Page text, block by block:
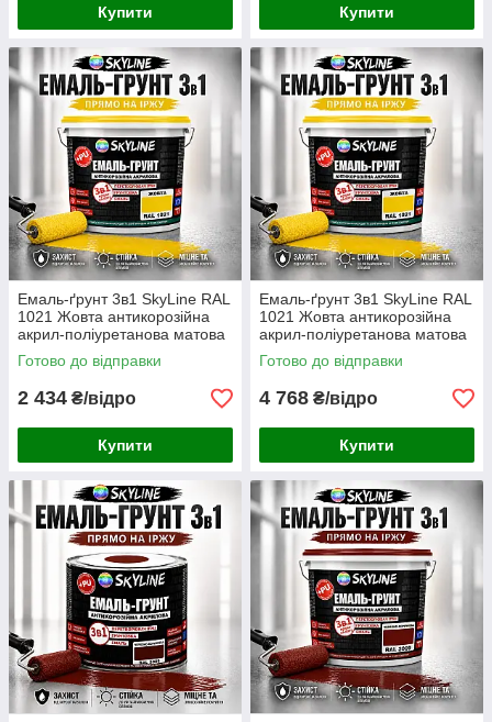
Купити Купити
Емаль-ґрунт 3в1 SkyLine RAL
1021 Жовта антикорозійна
акрил-поліуретанова матова
фарба по металу та іржі без
запаху 6 кг
Готово до відправки
2 434 ₴/відро
Купити
Емаль-ґрунт 3в1 SkyLine RAL
1021 Жовта антикорозійна
акрил-поліуретанова матова
фарба по металу та іржі без
запаху 12 кг
Готово до відправки
4 768 ₴/відро
Купити